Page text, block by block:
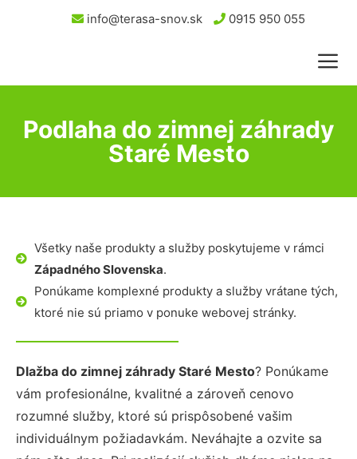
info@terasa-snov.sk 0915 950 055
Podlaha do zimnej záhrady
Staré Mesto
Všetky naše produkty a služby poskytujeme v rámci
Západného Slovenska.
Ponúkame komplexné produkty a služby vrátane tých,
ktoré nie sú priamo v ponuke webovej stránky.
Dlažba do zimnej záhrady Staré Mesto? Ponúkame
vám profesionálne, kvalitné a zároveň cenovo
rozumné služby, ktoré sú prispôsobené vašim
individuálnym požiadavkám. Neváhajte a ozvite sa